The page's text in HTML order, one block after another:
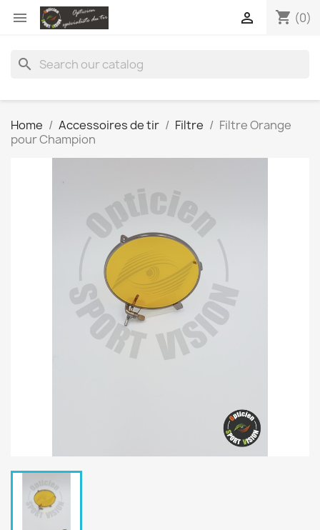
 shopping_cart (0)

search
Home Accessoires de tir Filtre
Filtre Orange
pour Champion